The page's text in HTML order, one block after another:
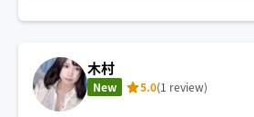
"また明日から頑張れる"をモットー
🫧
木村
New 5.0(1 review)